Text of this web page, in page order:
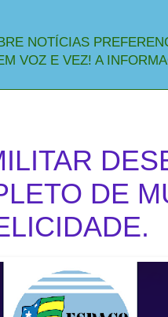
NOTÍCIAS
VOZ E VEZ! A
DE